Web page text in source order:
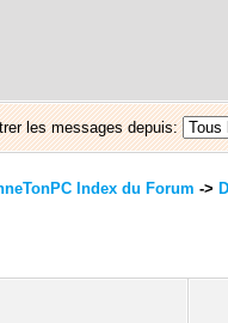
les messages depuis:
Index du Forum ->